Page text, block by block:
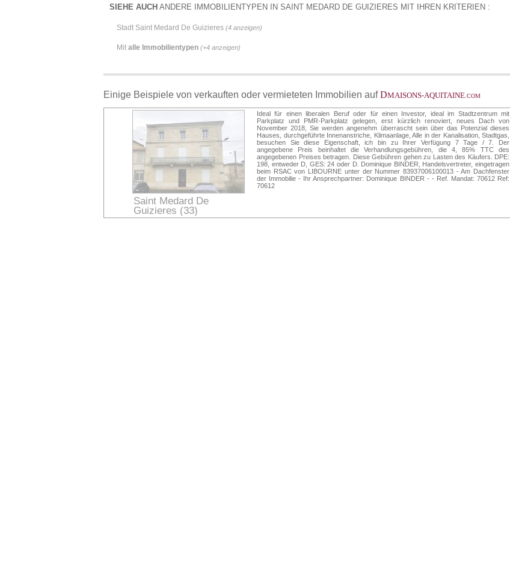
SIEHE AUCH ANDERE IMMOBILIENTYPEN IN SAINT MEDARD DE GUIZIERES MIT IHREN KRITERIEN :
Stadt Saint Medard De Guizieres (4 anzeigen)
Mit alle Immobilientypen (+4 anzeigen)
Einige Beispiele von verkauften oder vermieteten Immobilien aufDMAISONS-AQUITAINE .COM
Saint Medard De
Guizieres (33)
Gironde
Ideal für einen liberalen Beruf oder für einen Investor, ideal im Stadtzentrum mit
Parkplatz und PMR-Parkplatz gelegen, erst kürzlich renoviert, neues Dach von
November 2018, Sie werden angenehm überrascht sein über das Potenzial dieses
Hauses, durchgeführte Innenanstriche, Klimaanlage, Alle in der Kanalisation, Stadtgas,
besuchen Sie diese Eigenschaft, ich bin zu Ihrer Verfügung 7 Tage / 7. Der
angegebene Preis beinhaltet die Verhandlungsgebühren, die 4, 85% TTC des
angegebenen Preises betragen. Diese Gebühren gehen zu Lasten des Käufers. DPE:
198, entweder D, GES: 24 oder D. Dominique BINDER, Handelsvertreter, eingetragen
beim RSAC von LIBOURNE unter der Nummer 83937006100013 - Am Dachfenster
der Immobilie - Ihr Ansprechpartner: Dominique BINDER - - Ref. Mandat: 70612 Ref:
70612